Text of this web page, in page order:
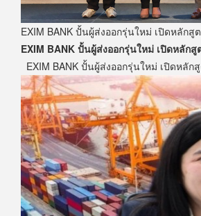
EXIM BANK ปั้นผู้ส่งออกรุ่นใหม่ เปิดหลักสู
EXIM BANK ปั้นผู้ส่งออกรุ่นใหม่ เปิดหลักสู
EXIM BANK ปั้นผู้ส่งออกรุ่นใหม่ เปิดหลั